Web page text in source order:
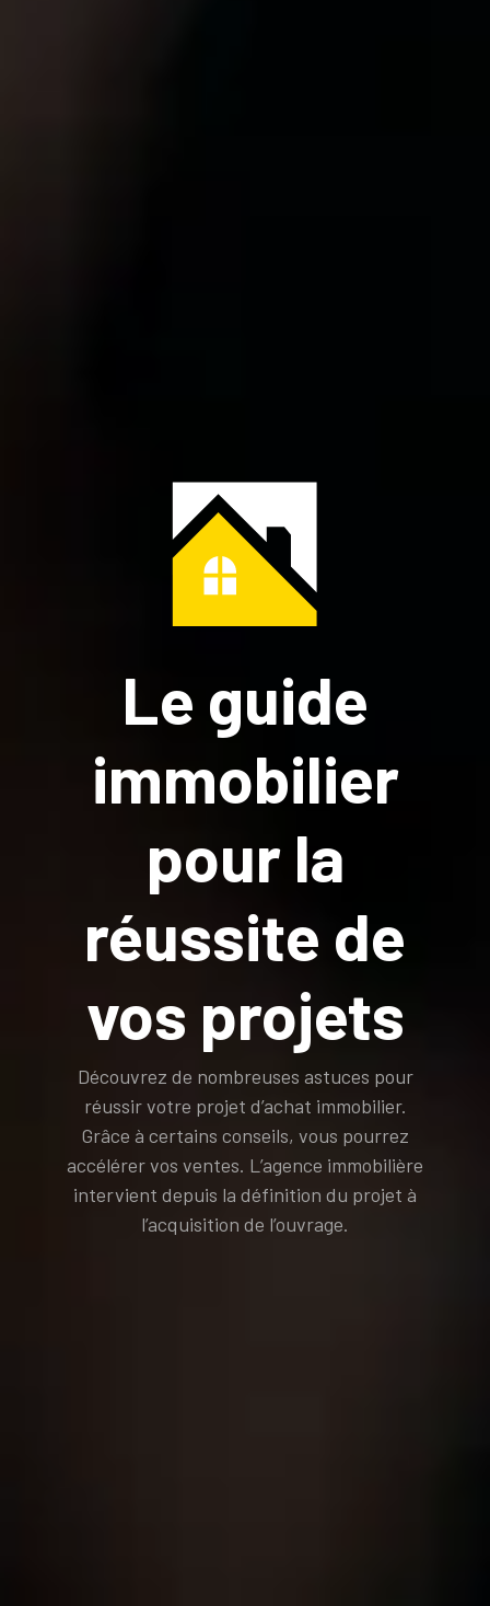
Le guide
immobilier
pour la
réussite de
vos projets
Découvrez de nombreuses astuces pour
réussir votre projet d’achat immobilier.
Grâce à certains conseils, vous pourrez
accélérer vos ventes. L’agence immobilière
intervient depuis la définition du projet à
l’acquisition de l’ouvrage.